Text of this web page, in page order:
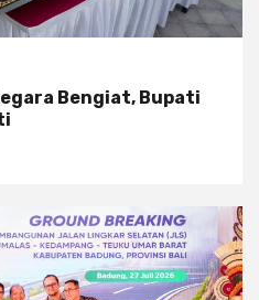
Bengiat, Bupati